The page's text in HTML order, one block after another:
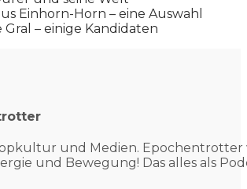
Einhorn-Horn – eine Auswahl
Gral – einige Kandidaten
und Medien. Epochentrotter
und Bewegung! Das alles als